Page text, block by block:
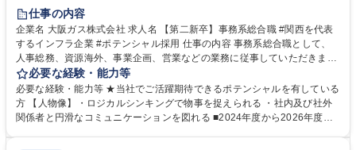
服装自由
第二新卒歓迎
仕事の内容
企業名 大阪ガス株式会社 求人名 【第二新卒】事務系総合職 #関西を代表
するインフラ企業 #ポテンシャル採用 仕事の内容 事務系総合職として、
人事総務、資源海外、事業企画、営業などの業務に従事していただきま
す。 【業務内容の一例】■所属事業部の勤労業務 ■海外に関係する各種業
務 ■営業部門の企画スタッフ、ルート営業 【キャリアパス】入社後の配属
ポジションで一定期間ご活躍頂いた後、本人の適性及び将来のキャリアを
鑑みてジョブローテーションを行います。 【育成】OJTでの現場育成や研
必要な経験・能力等
必要な経験・能力等 ★当社でご活躍期待できるポテンシャルを有している
方 【人物像】・ロジカルシンキングで物事を捉えられる ・社内及び社外
関係者と円滑なコミュニケーションを図れる ■2024年度から2026年度ま